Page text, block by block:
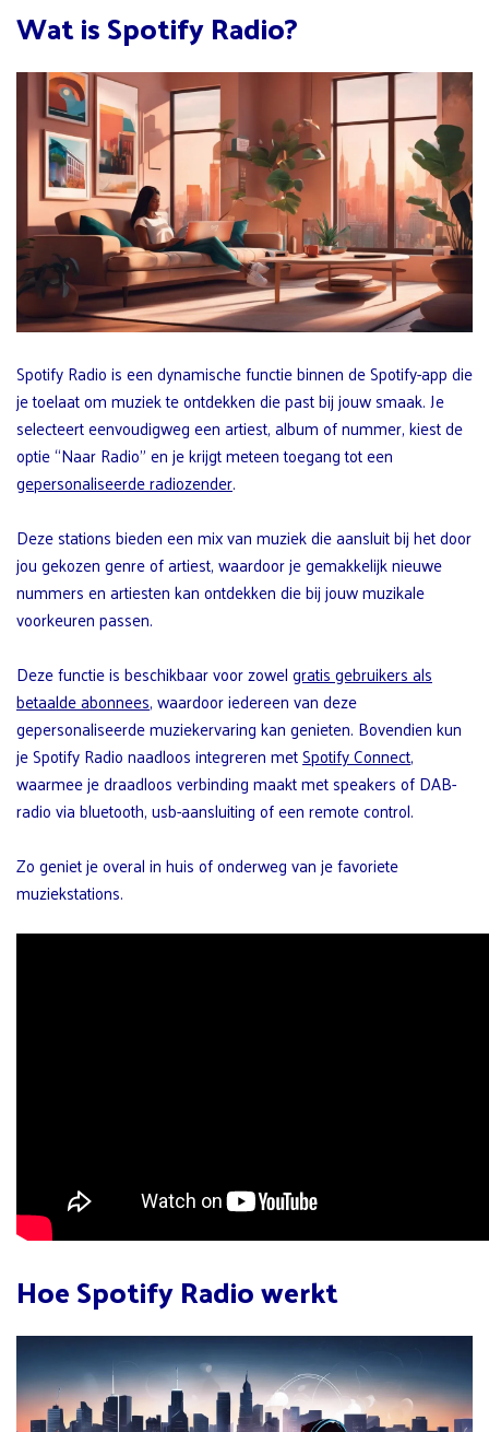
Wat is Spotify Radio?
Spotify Radio is een dynamische functie binnen de Spotify-app die
je toelaat om muziek te ontdekken die past bij jouw smaak. Je
selecteert eenvoudigweg een artiest, album of nummer, kiest de
optie “Naar Radio” en je krijgt meteen toegang tot een
gepersonaliseerde radiozender.
Deze stations bieden een mix van muziek die aansluit bij het door
jou gekozen genre of artiest, waardoor je gemakkelijk nieuwe
nummers en artiesten kan ontdekken die bij jouw muzikale
voorkeuren passen.
Deze functie is beschikbaar voor zowelgratis gebruikers als
betaalde abonnees, waardoor iedereen van deze
gepersonaliseerde muziekervaring kan genieten. Bovendien kun
je Spotify Radio naadloos integreren metSpotify Connect,
waarmee je draadloos verbinding maakt met speakers of DAB-
radio via bluetooth, usb-aansluiting of een remote control.
Zo geniet je overal in huis of onderweg van je favoriete
muziekstations.
Hoe Spotify Radio werkt